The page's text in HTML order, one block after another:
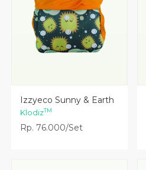
Lihat Detail
Izzyeco Sunny & Earth
KlodizTM
Rp. 76.000/Set